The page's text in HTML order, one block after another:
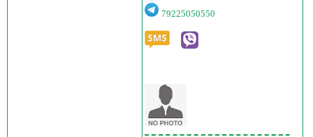
79225050550